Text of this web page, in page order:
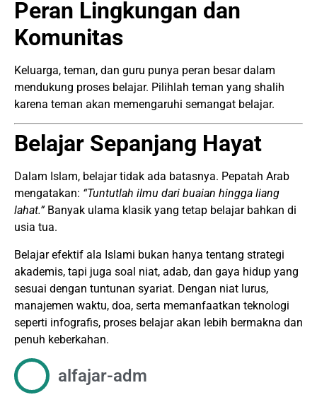
Peran Lingkungan dan
Komunitas
Keluarga, teman, dan guru punya peran besar dalam
mendukung proses belajar. Pilihlah teman yang shalih
karena teman akan memengaruhi semangat belajar.
Belajar Sepanjang Hayat
Dalam Islam, belajar tidak ada batasnya. Pepatah Arab
mengatakan: “Tuntutlah ilmu dari buaian hingga liang
lahat.”Banyak ulama klasik yang tetap belajar bahkan di
usia tua.
Belajar efektif ala Islami bukan hanya tentang strategi
akademis, tapi juga soal niat, adab, dan gaya hidup yang
sesuai dengan tuntunan syariat. Dengan niat lurus,
manajemen waktu, doa, serta memanfaatkan teknologi
seperti infografis, proses belajar akan lebih bermakna dan
penuh keberkahan.
alfajar-adm